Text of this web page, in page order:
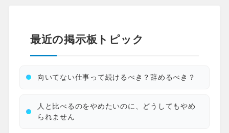
最近の掲示板トピック
向いてない仕事って続けるべき？辞めるべき？
人と比べるのをやめたいのに、どうしてもやめ
られません